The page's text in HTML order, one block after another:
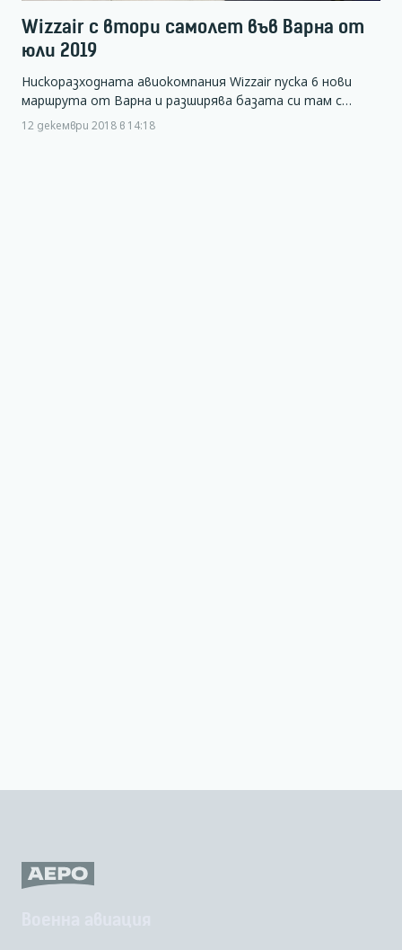
Wizzair с втори самолет във Варна от
юли 2019
Нискоразходната авиокомпания Wizzair пуска 6 нови
маршрута от Варна и разширява базата си там с…
12 декември 2018 в 14:18